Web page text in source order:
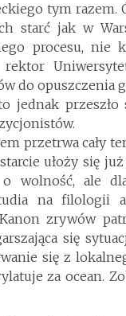
tym razem.
starć jak w
procesu, nie
do opuszczenia
jednak
przetrwa cały
ułoży się
wolność, ale
na filologii
zrywów
się
się z
za ocean.